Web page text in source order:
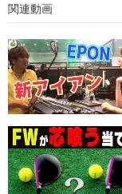
関連動画